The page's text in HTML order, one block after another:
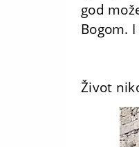
god
Bogom.
Život